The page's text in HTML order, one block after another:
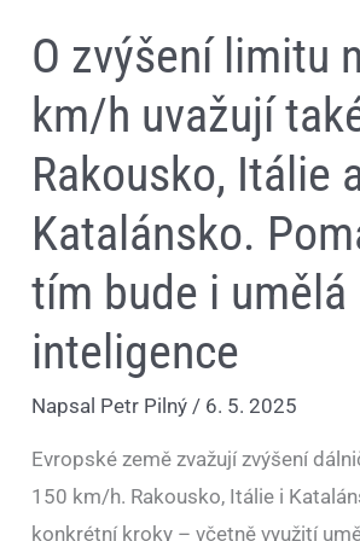
O zvýšení limitu
km/h uvažují
Rakousko, Itálie
Katalánsko.
tím bude i umělá
inteligence
Napsal Petr Pilný / 6. 5. 2025
Evropské země zvažují zvýšení
150 km/h. Rakousko, Itálie i
konkrétní kroky – včetně využití
bude
umělá
inteligence